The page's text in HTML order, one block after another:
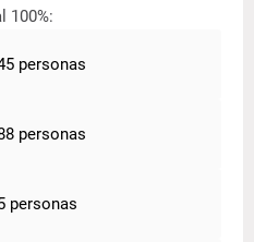
100%:
personas
personas
personas